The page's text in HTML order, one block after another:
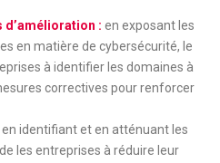
d’amélioration : en exposant les
en matière de cybersécurité, le
à identifier les domaines à
correctives pour renforcer
en identifiant et en atténuant les
les entreprises à réduire leur